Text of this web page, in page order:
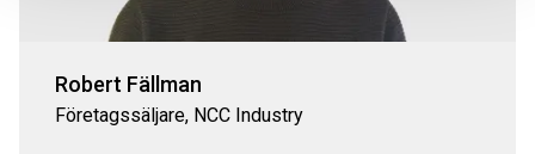
Robert Fällman
Företagssäljare, NCC Industry